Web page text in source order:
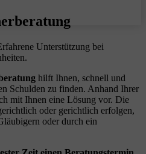
Unterstützung bei
hilft Ihnen, schnell und
Schulden zu finden. Anhand Ihrer
mit Ihnen eine Lösung vor. Die
oder gerichtlich erfolgen,
oder durch ein